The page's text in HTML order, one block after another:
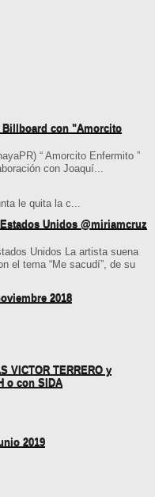
Billboard con "Amorcito
“ Amorcito Enfermito ”
con Joaquí...
le quita la c...
Unidos @miriamcruz
Unidos La artista suena
el tema “Me sacudí”, de su
2018
VICTOR TERRERO y
o con SIDA
2019